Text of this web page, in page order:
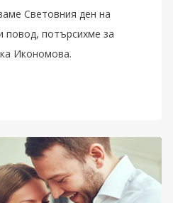
Световния ден на
повод, потърсихме за
Икономова.